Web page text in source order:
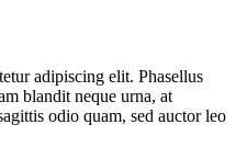
adipiscing elit. Phasellus
blandit neque urna, at
odio quam, sed auctor leo